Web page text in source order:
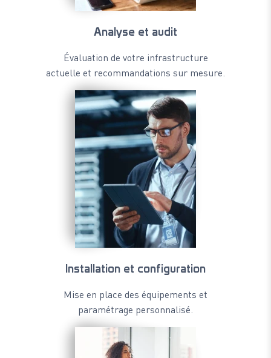
Analyse et audit
Évaluation de votre infrastructure
actuelle et recommandations sur mesure.
Installation et configuration
Mise en place des équipements et
paramétrage personnalisé.